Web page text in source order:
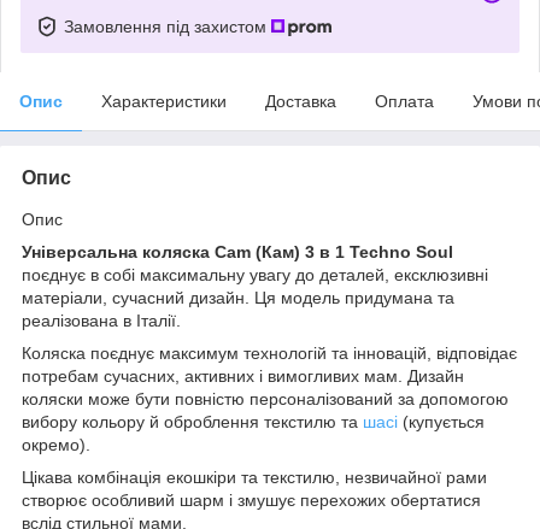
Замовлення під захистом
Опис Характеристики Доставка Оплата Умови
Опис
Опис
Універсальна коляска Cam (Кам) 3 в 1 Techno Soul
поєднує в собі максимальну увагу до деталей, ексклюзивні
матеріали, сучасний дизайн. Ця модель придумана та
реалізована в Італії.
Коляска поєднує максимум технологій та інновацій, відповідає
потребам сучасних, активних і вимогливих мам. Дизайн
коляски може бути повністю персоналізований за допомогою
вибору кольору й оброблення текстилю та шасі (купується
окремо).
Цікава комбінація екошкіри та текстилю, незвичайної рами
створює особливий шарм і змушує перехожих обертатися
вслід стильної мами.